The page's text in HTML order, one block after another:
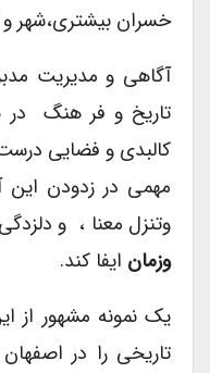
خسران بیشتری،شهر و
آگاهی و مدیریت
تاریخ و فر هنگ در
کالبدی و فضایی
مهمی در زدودن این
وتنزل معنا ، و
وزمانایفا کند.
یک نمونه مشهور از
تاریخی را در